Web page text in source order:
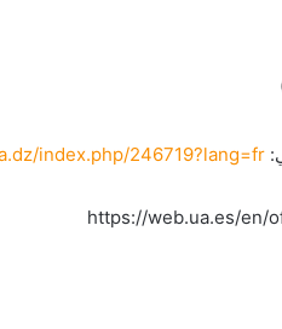
index.php/246719?lang=fr
https://web.ua.es/en/